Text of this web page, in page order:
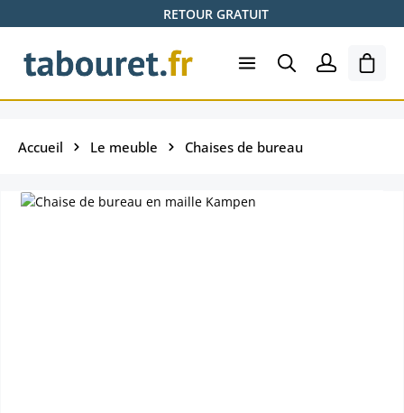
Passer au contenu principalRETOUR GRATUIT
Le
Accueil Le meuble Chaises de bureau